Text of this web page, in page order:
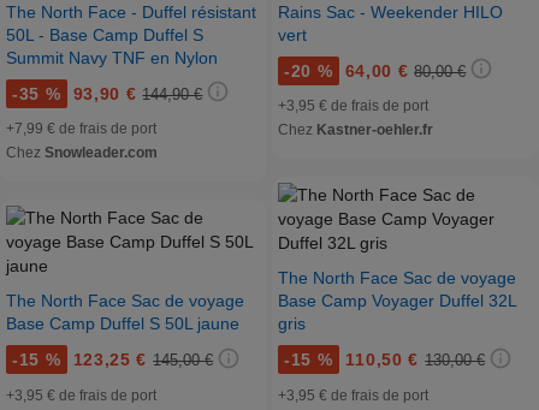
The North Face - Duffel résistant
50L - Base Camp Duffel S
Summit Navy TNF en Nylon
-35 % 93,90 € 144,90 €
+7,99 € de frais de port
Chez Snowleader.com
The North Face Sac de voyage
Base Camp Duffel S 50L jaune
-15 % 123,25 € 145,00 €
+3,95 € de frais de port
Rains Sac - Weekender HILO
vert
-20 % 64,00 € 80,00 €
+3,95 € de frais de port
Chez Kastner-oehler.fr
The North Face Sac de voyage
Base Camp Voyager Duffel 32L
gris
-15 % 110,50 € 130,00 €
+3,95 € de frais de port